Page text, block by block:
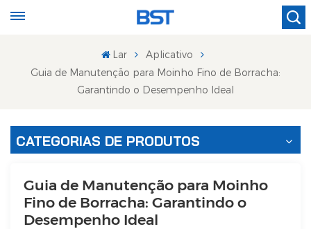
Lar
Aplicativo
Guia de Manutenção para Moinho Fino de Borracha:
Garantindo o Desempenho Ideal
CATEGORIAS DE PRODUTOS
Guia de Manutenção para Moinho
Fino de Borracha: Garantindo o
Desempenho Ideal